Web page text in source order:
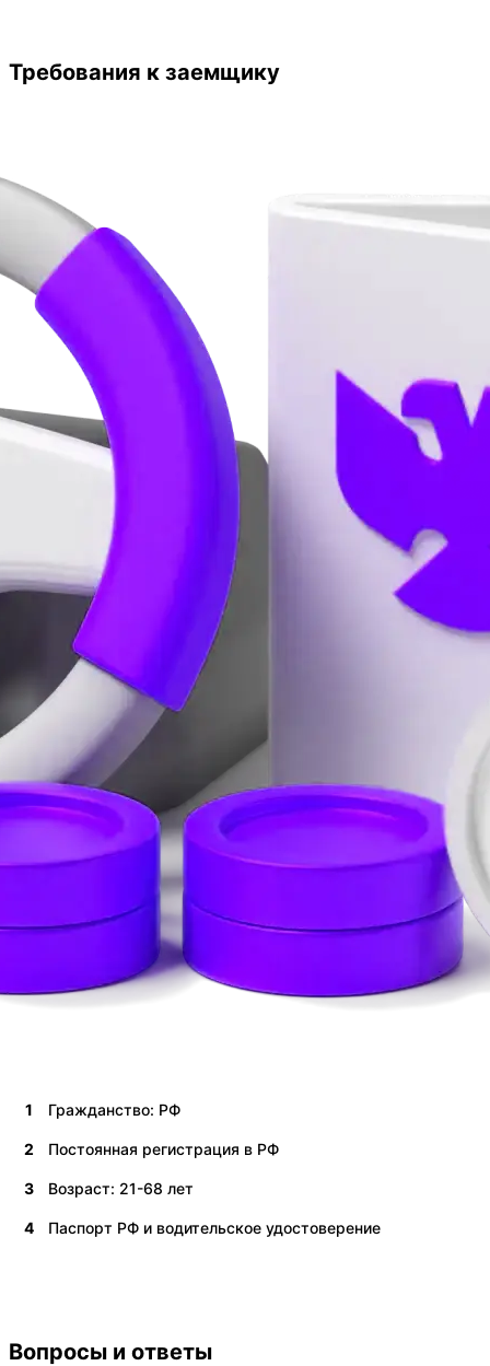
Требования к заемщику
1 Гражданство: РФ
2 Постоянная регистрация в РФ
3 Возраст: 21-68 лет
4 Паспорт РФ и водительское удостоверение
Вопросы и ответы